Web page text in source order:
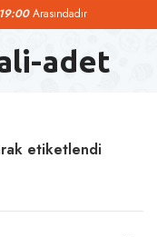
Arasındadır
adet
etiketlendi